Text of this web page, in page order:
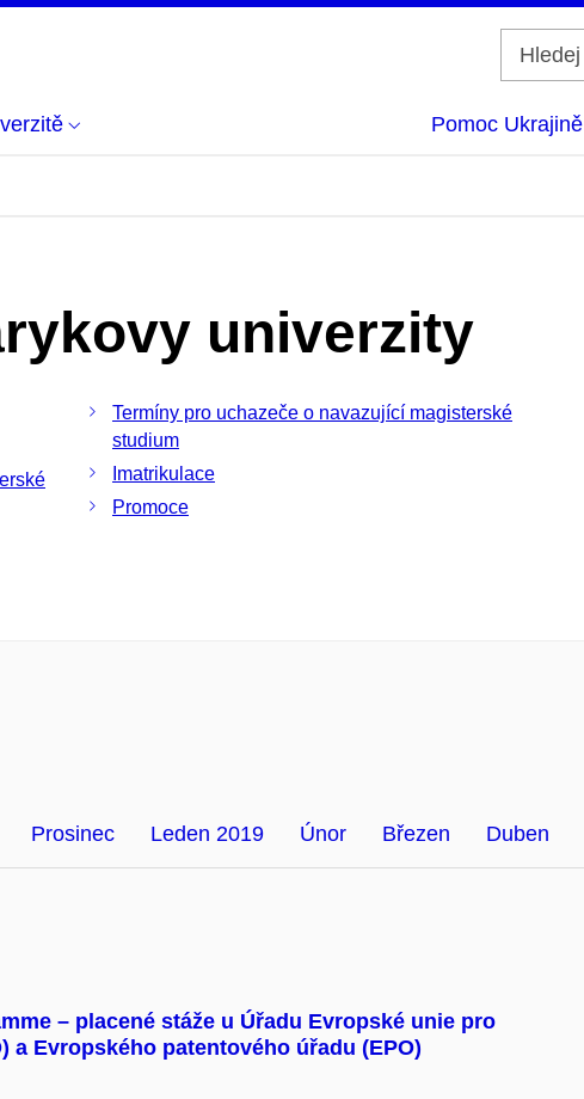
Pomoc Ukrajině
univerzity
Termíny pro uchazeče o navazující magisterské
studium
Imatrikulace
Promoce
Prosinec Leden 2019 Únor Březen Duben
– placené stáže u Úřadu Evropské unie pro
a Evropského patentového úřadu (EPO)